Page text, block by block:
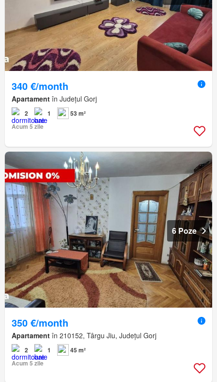
340 €/month
Apartament în Județul Gorj
2 1
53 m²
Acum 5 zile
6 Poze
350 €/month
Apartament în 210152, Târgu Jiu, Județul Gorj
2 1
45 m²
Acum 5 zile